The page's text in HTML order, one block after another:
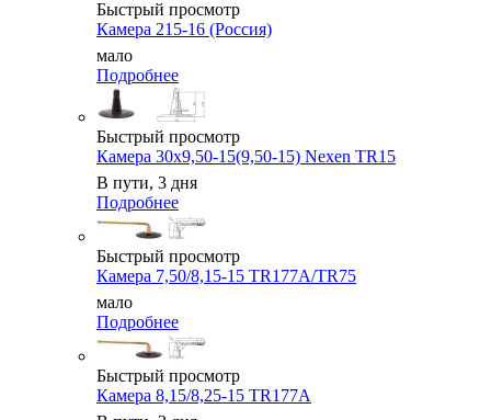
Быстрый просмотр
Камера 215-16 (Россия)
мало
Подробнее
Быстрый просмотр
Камера 30x9,50-15(9,50-15) Nexen TR15
В пути, 3 дня
Подробнее
Быстрый просмотр
Камера 7,50/8,15-15 TR177A/TR75
мало
Подробнее
Быстрый просмотр
Камера 8,15/8,25-15 TR177A